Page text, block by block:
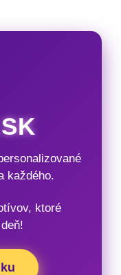
každého.
ktoré